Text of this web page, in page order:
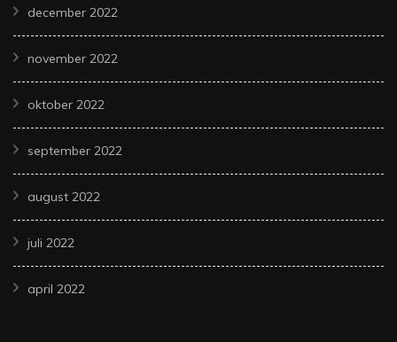
december 2022
november 2022
oktober 2022
september 2022
august 2022
juli 2022
april 2022